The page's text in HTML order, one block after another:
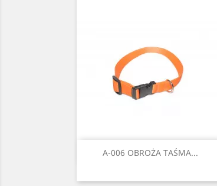
A-006 OBROŻA TAŚMA...
Szybki podgląd